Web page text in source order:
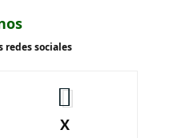
redes sociales
X